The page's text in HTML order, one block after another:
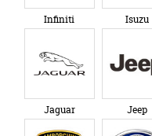
Infiniti Isuzu
Jaguar Jeep